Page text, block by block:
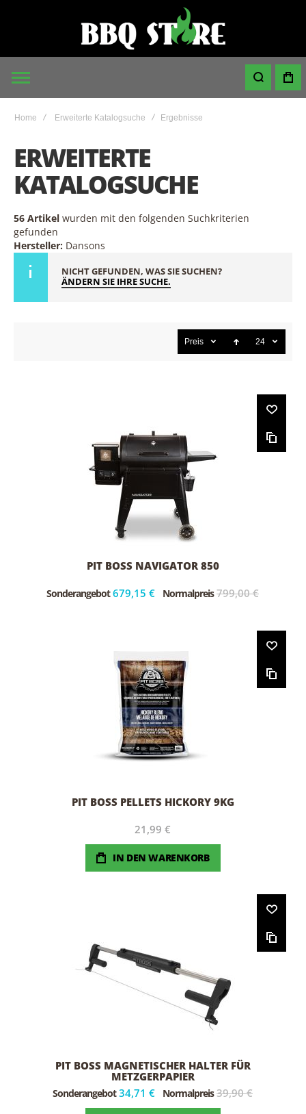
Home Erweiterte Katalogsuche Ergebnisse
ERWEITERTE
KATALOGSUCHE
56 Artikel wurden mit den folgenden Suchkriterien
gefunden
Hersteller: Dansons
NICHT GEFUNDEN, WAS SIE SUCHEN?
ÄNDERN SIE IHRE SUCHE.
Preis 24
PIT BOSS NAVIGATOR 850
Sonderangebot 679,15 € Normalpreis 799,00 €
PIT BOSS PELLETS HICKORY 9KG
21,99 €
IN DEN WARENKORB
PIT BOSS MAGNETISCHER HALTER FÜR
METZGERPAPIER
Sonderangebot 34,71 € Normalpreis 39,90 €